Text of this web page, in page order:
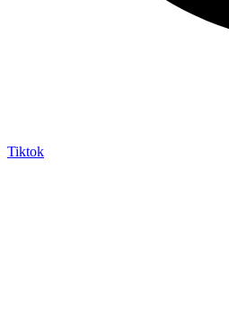
Tiktok